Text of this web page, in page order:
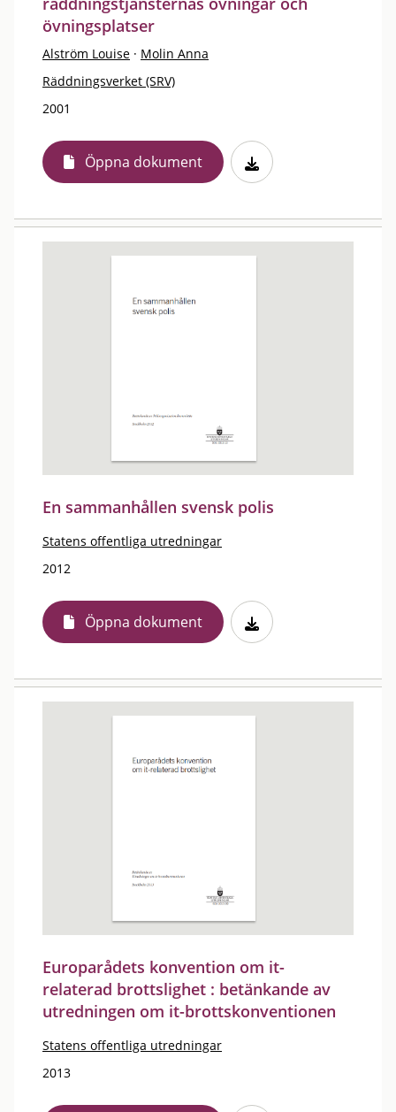
övningsplatser
Alström Louise · Molin Anna
Räddningsverket (SRV)
2001
Öppna dokument
En sammanhållen svensk polis
Statens offentliga utredningar
2012
Öppna dokument
Europarådets konvention om it-
relaterad brottslighet : betänkande av
utredningen om it-brottskonventionen
Statens offentliga utredningar
2013